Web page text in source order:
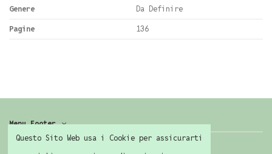
Genere
Da Definire
Pagine
136
Menu Footer
Questo Sito Web usa i Cookie per assicurarti